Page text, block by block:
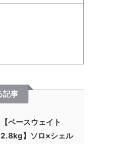
記事
【ベースウェイト
2.8kg】ソロ×シェル